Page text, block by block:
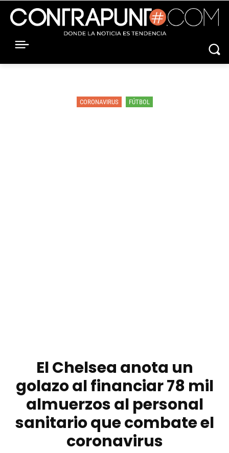
CORONAVIRUS FÚTBOL
El Chelsea anota un
golazo al financiar 78 mil
almuerzos al personal
sanitario que combate el
coronavirus